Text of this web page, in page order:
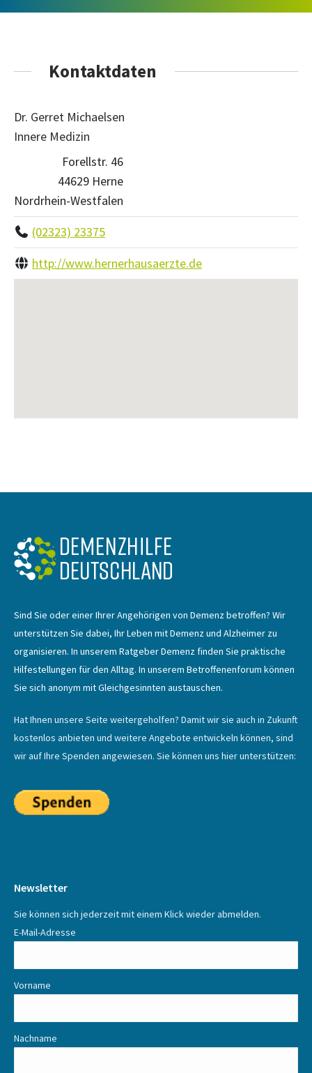
Kontaktdaten
Dr. Gerret Michaelsen
Innere Medizin
Forellstr. 46
44629 Herne
Nordrhein-Westfalen
(02323) 23375
http://www.hernerhausaerzte.de
Sind Sie oder einer Ihrer Angehörigen von Demenz betroffen? Wir
unterstützen Sie dabei, Ihr Leben mit Demenz und Alzheimer zu
organisieren. In unserem Ratgeber Demenz finden Sie praktische
Hilfestellungen für den Alltag. In unserem Betroffenenforum können
Sie sich anonym mit Gleichgesinnten austauschen.
Hat Ihnen unsere Seite weitergeholfen? Damit wir sie auch in Zukunft
kostenlos anbieten und weitere Angebote entwickeln können, sind
wir auf Ihre Spenden angewiesen. Sie können uns hier unterstützen:
Newsletter
Sie können sich jederzeit mit einem Klick wieder abmelden.
E-Mail-Adresse
Vorname
Nachname